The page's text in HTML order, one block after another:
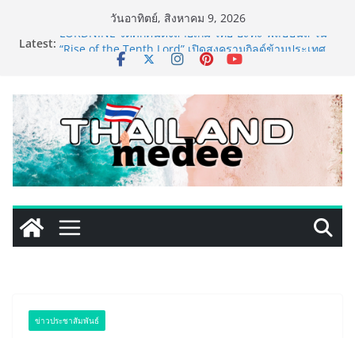
วันอาทิตย์, สิงหาคม 9, 2026
Latest: LORDNINE จัดศึกคนดังสายเกม ไทย ปะทะ ฟิลิปปินส์ ใน
“Rise of the Tenth Lord” เปิดสงครามกิลด์ข้ามประเทศ
PIPPER STANDARD® เปิดตัวแชมพูอาบน้ำ และ โฟมอาบ
แห้งสัตว์เลี้ยง ชูนวัตกรรมพลังธรรมชาติ “Zero-Residue”
เลียขนได้ ปลอดภัย ไร้สารตกค้าง
เริ่มแล้ว! อ.ต.ก.แฟร์ 4 ภาค @ภาคกลาง “มนต์เสน่ห์เกษตร
ไทย สู่ใจกลางมหานคร” ชวนชิม ช้อป สินค้าเกษตร
คุณภาพจากทั่วไทย วันนี้ – 8 สิงหาคมนี้ ณ ลานคนเมือง
ททท. ประกาศความสำเร็จ Village to the World Season
5 ผนึก 9 พันธมิตร ขับเคลื่อน ESG Tourism สืบสานพระ
ราชปณิธาน สร้างคุณค่าการท่องเที่ยวไทยอย่างยั่งยืน
เหิงลี่ แมนูแฟคเจอริ่ง เทคโนโลยี (ไทยแลนด์) เปิดโรงงาน
แห่งใหม่ในชลบุรี เดินหน้าขยายฐานการผลิตสู่เอเชียตะวัน
ข่าวประชาสัมพันธ์